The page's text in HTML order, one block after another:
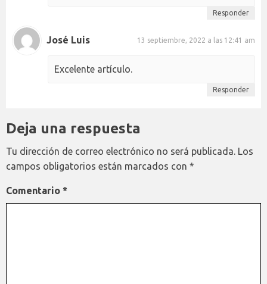
Responder
José Luis 13 septiembre, 2022 a las 12:41 am
Excelente artículo.
Responder
Deja una respuesta
Tu dirección de correo electrónico no será publicada. Los
campos obligatorios están marcados con *
Comentario *